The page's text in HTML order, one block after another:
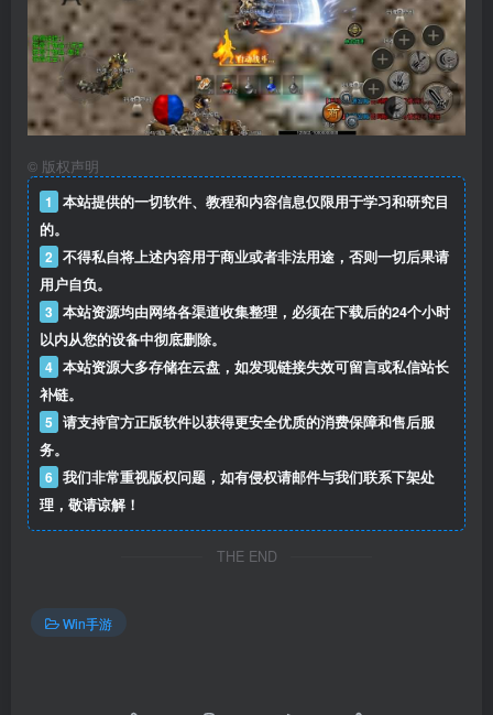
© 版权声明
1
本站提供的一切软件、教程和内容信息仅限用于学习和研究目
的。
2 不得私自将上述内容用于商业或者非法用途，否则一切后果请
用户自负。
3 本站资源均由网络各渠道收集整理，必须在下载后的24个小时
以内从您的设备中彻底删除。
4 本站资源大多存储在云盘，如发现链接失效可留言或私信站长
补链。
5 请支持官方正版软件以获得更安全优质的消费保障和售后服
务。
6 我们非常重视版权问题，如有侵权请邮件与我们联系下架处
理，敬请谅解！
THE END
Win手游